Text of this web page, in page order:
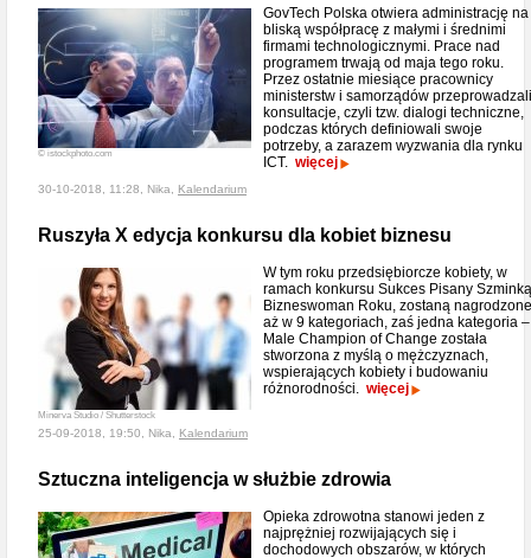
© istockphoto.com
GovTech Polska otwiera administrację na
bliską współpracę z małymi i średnimi
firmami technologicznymi. Prace nad
programem trwają od maja tego roku.
Przez ostatnie miesiące pracownicy
ministerstw i samorządów przeprowadzali
konsultacje, czyli tzw. dialogi techniczne,
podczas których definiowali swoje
potrzeby, a zarazem wyzwania dla rynku
ICT. więcej
30-10-2018, 11:28, Nika, Kalendarium
Ruszyła X edycja konkursu dla kobiet biznesu
Minerva Studio / Shutterstock
W tym roku przedsiębiorcze kobiety, w
ramach konkursu Sukces Pisany Szminką
Bizneswoman Roku, zostaną nagrodzone
aż w 9 kategoriach, zaś jedna kategoria –
Male Champion of Change została
stworzona z myślą o mężczyznach,
wspierających kobiety i budowaniu
różnorodności. więcej
25-09-2018, 19:50, Nika, Kalendarium
Sztuczna inteligencja w służbie zdrowia
Opieka zdrowotna stanowi jeden z
najprężniej rozwijających się i
dochodowych obszarów, w których